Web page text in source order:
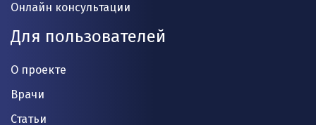
Онлайн консультации
Для пользователей
О проекте
Врачи
Статьи